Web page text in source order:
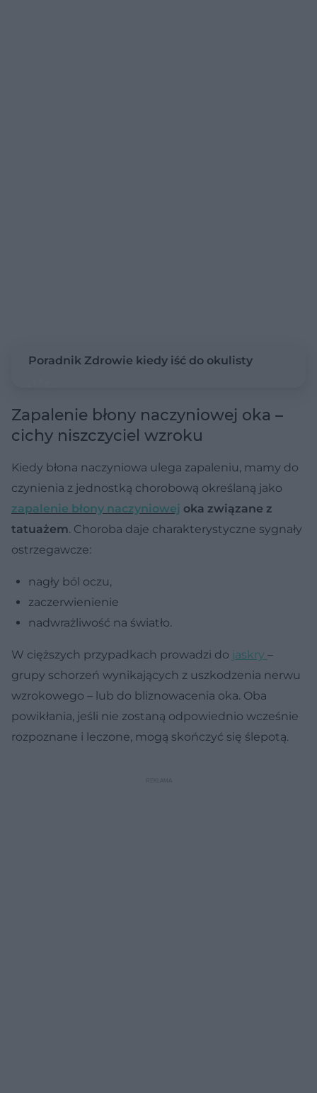
Poradnik Zdrowie kiedy iść do okulisty
Zapalenie błony naczyniowej oka –
cichy niszczyciel wzroku
Kiedy błona naczyniowa ulega zapaleniu, mamy do
czynienia z jednostką chorobową określaną jako
zapalenie błony naczyniowej oka związane z
tatuażem. Choroba daje charakterystyczne sygnały
ostrzegawcze:
nagły ból oczu,
zaczerwienienie
nadwrażliwość na światło.
W cięższych przypadkach prowadzi do jaskry –
grupy schorzeń wynikających z uszkodzenia nerwu
wzrokowego – lub do bliznowacenia oka. Oba
powikłania, jeśli nie zostaną odpowiednio wcześnie
rozpoznane i leczone, mogą skończyć się ślepotą.